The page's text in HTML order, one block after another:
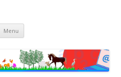
de Flix
Menu Skip
content